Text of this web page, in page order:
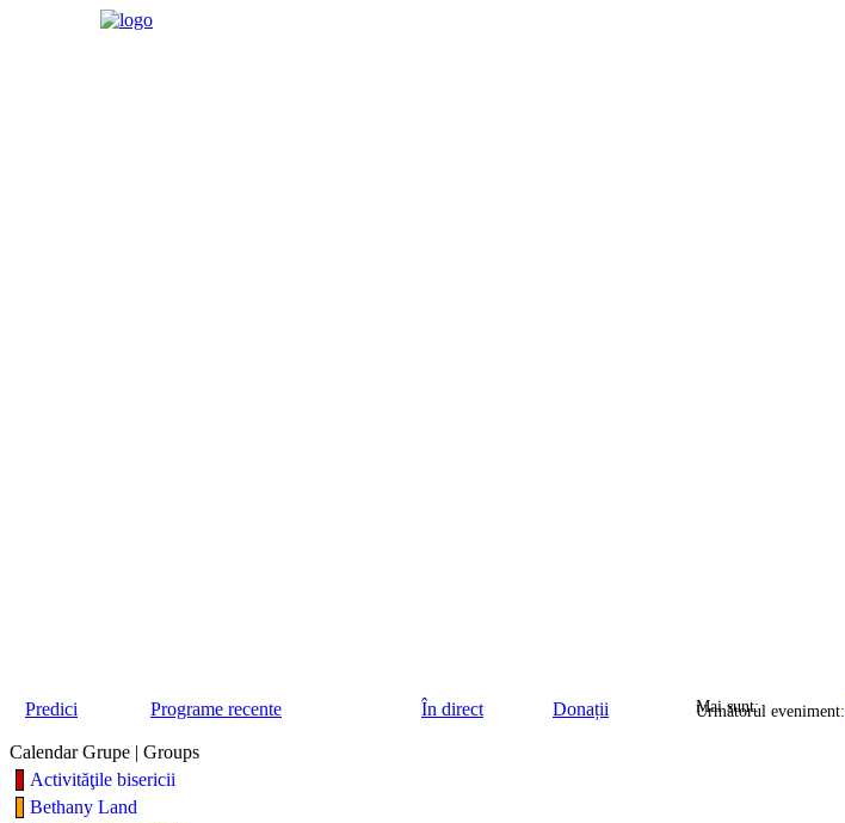
Predici Programe recente În direct Donații Următorul eveniment:
Mai sunt:
Calendar Grupe | Groups
Activităţile bisericii
Bethany Land